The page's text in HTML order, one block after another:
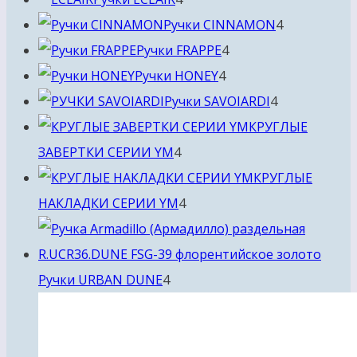
товара
Ручки CINNAMON44
Ручки FRAPPE44
Ручки HONEY44
товара
Ручки SAVOIARDI44
товара
КРУГЛЫЕ
ЗАВЕРТКИ СЕРИИ YM44
товара
КРУГЛЫЕ
НАКЛАДКИ СЕРИИ YM44
товара
Ручки URBAN DUNE44